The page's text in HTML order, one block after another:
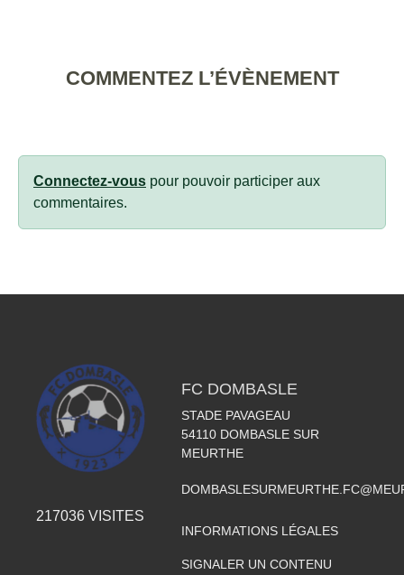
COMMENTEZ L’ÉVÈNEMENT
Connectez-vous pour pouvoir participer aux
commentaires.
217036 VISITES
FC DOMBASLE
STADE PAVAGEAU
54110 DOMBASLE SUR
MEURTHE
INFORMATIONS LÉGALES
SIGNALER UN CONTENU